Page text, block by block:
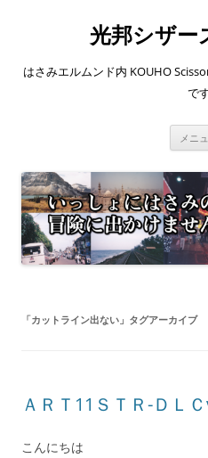
へ
ス
光邦シザー
はさみエルムンド内 KOUHO
で
メニ
「カットライン出ない 」タグアーカイブ
ＡＲＴ11ＳＴＲ-ＤＬ
こんにちは